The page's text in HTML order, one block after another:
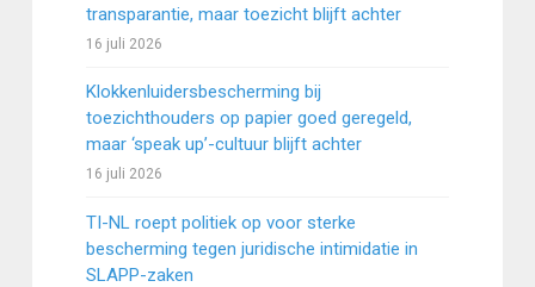
transparantie, maar toezicht blijft achter
16 juli 2026
Klokkenluidersbescherming bij
toezichthouders op papier goed geregeld,
maar ‘speak up’-cultuur blijft achter
16 juli 2026
TI-NL roept politiek op voor sterke
bescherming tegen juridische intimidatie in
SLAPP-zaken